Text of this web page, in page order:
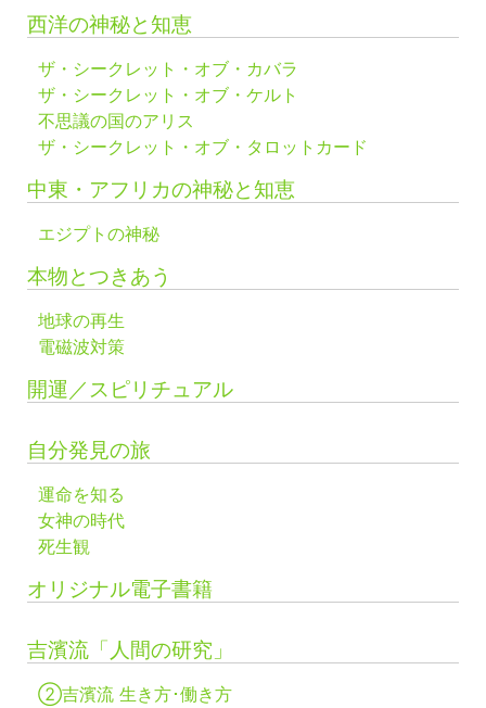
西洋の神秘と知恵
ザ・シークレット・オブ・カバラ
ザ・シークレット・オブ・ケルト
不思議の国のアリス
ザ・シークレット・オブ・タロットカード
中東・アフリカの神秘と知恵
エジプトの神秘
本物とつきあう
地球の再生
電磁波対策
開運／スピリチュアル
自分発見の旅
運命を知る
女神の時代
死生観
オリジナル電子書籍
吉濱流「人間の研究」
②吉濱流 生き方･働き方